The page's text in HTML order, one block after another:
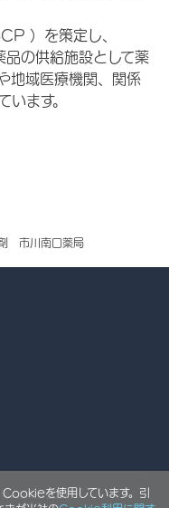
）を策定し、
の供給施設として薬
地域医療機関、関係
います。
市川南口薬局
個人情報保護方針
Cookieを使用しています。引